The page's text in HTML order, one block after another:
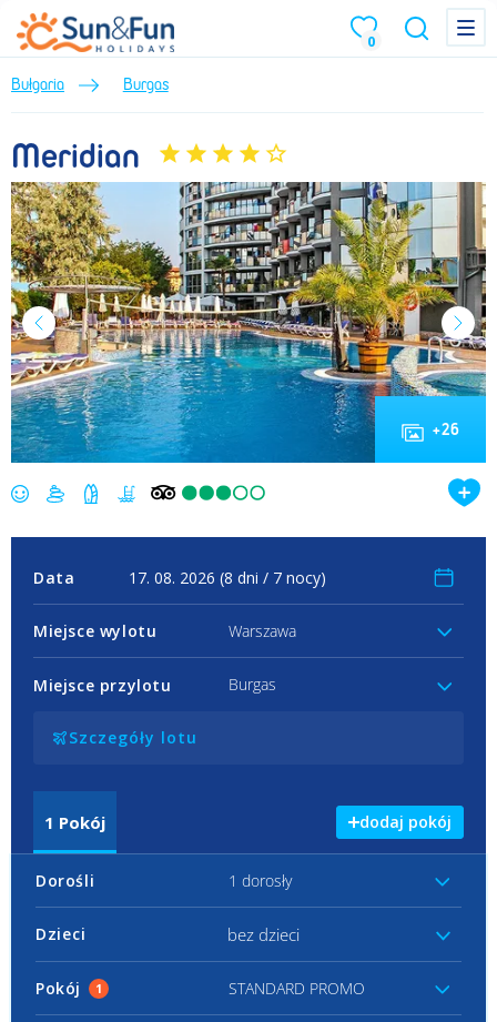
0
Menu Menu
Bułgaria Burgas
Meridian
+26
Data
Miejsce wylotu Warszawa
Miejsce przylotu Burgas
Szczegóły lotu
1 Pokój dodaj pokój
Dorośli 1 dorosły
Dzieci bez dzieci
Pokój 1 STANDARD PROMO
Meridian (Lato 2026) • Burgas • Bułgaria • BP Sun&Fun